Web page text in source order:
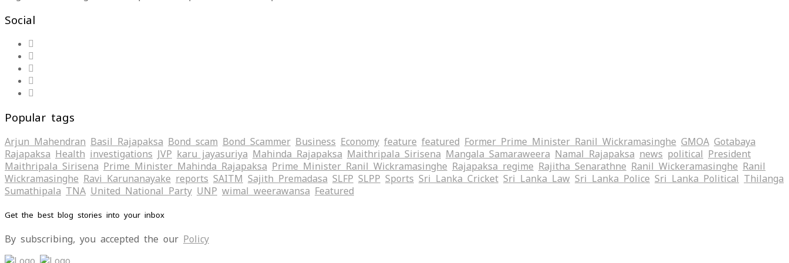
Social
Popular tags
Arjun Mahendran Basil Rajapaksa Bond scam Bond Scammer Business Economy feature featured Former Prime Minister Ranil Wickramasinghe GMOA Gotabaya
Rajapaksa Health investigations JVP karu jayasuriya Mahinda Rajapaksa Maithripala Sirisena Mangala Samaraweera Namal Rajapaksa news political President
Maithripala Sirisena Prime Minister Mahinda Rajapaksa Prime Minister Ranil Wickramasinghe Rajapaksa regime Rajitha Senarathne Ranil Wickeramasinghe Ranil
Wickramasinghe Ravi Karunanayake reports SAITM Sajith Premadasa SLFP SLPP Sports Sri Lanka Cricket Sri Lanka Law Sri Lanka Police Sri Lanka Political Thilanga
Sumathipala TNA United National Party UNP wimal weerawansa ‍Featured
Get the best blog stories into your inbox
By subscribing, you accepted the our Policy